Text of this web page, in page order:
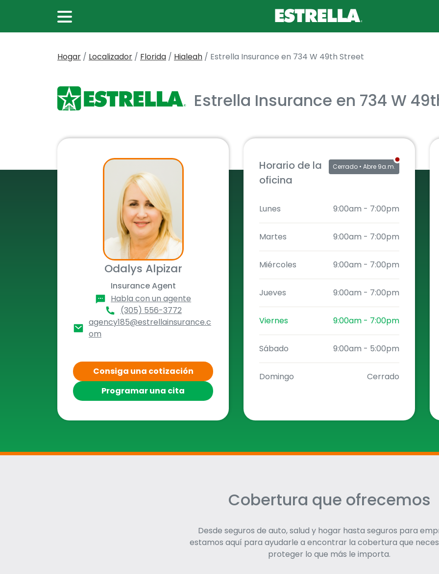
Hogar / Localizador / Florida / Hialeah / Estrella Insurance en 734 W 49th Street
Estrella Insurance en 734 W
Odalys Alpizar
Insurance Agent
Habla con un agente
(305) 556-3772
agency185@estrellainsurance.c
om
Consiga una cotización
Programar una cita
Horario de la
oficina
Cerrado • Abre 9a.m.
Lunes 9:00am - 7:00pm
Martes 9:00am - 7:00pm
Miércoles 9:00am - 7:00pm
Jueves 9:00am - 7:00pm
Viernes 9:00am - 7:00pm
Sábado 9:00am - 5:00pm
Domingo Cerrado
Cobertura que ofrecemos
Desde seguros de auto, salud y hogar hasta seguros para
estamos aquí para ayudarle a encontrar la cobertura que
proteger lo que más le importa.